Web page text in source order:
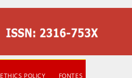
ETHICS POLICY
FONTES